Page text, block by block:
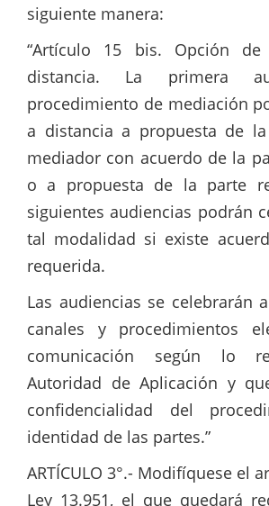
siguiente manera:
“Artículo 15 bis. Opción
distancia. La primera
procedimiento de mediación
a distancia a propuesta de
mediador con acuerdo de la
o a propuesta de la parte
siguientes audiencias podrán
tal modalidad si existe
requerida.
Las audiencias se celebrarán
canales y procedimientos
comunicación según lo
Autoridad de Aplicación y
confidencialidad del
identidad de las partes.”
ARTÍCULO 3°.- Modifíquese el
Ley 13.951, el que quedará